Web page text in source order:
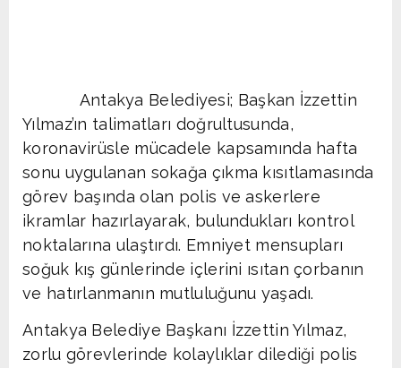
Antakya Belediyesi; Başkan İzzettin
Yılmaz’ın talimatları doğrultusunda,
koronavirüsle mücadele kapsamında hafta
sonu uygulanan sokağa çıkma kısıtlamasında
görev başında olan polis ve askerlere
ikramlar hazırlayarak, bulundukları kontrol
noktalarına ulaştırdı. Emniyet mensupları
soğuk kış günlerinde içlerini ısıtan çorbanın
ve hatırlanmanın mutluluğunu yaşadı.
Antakya Belediye Başkanı İzzettin Yılmaz,
zorlu görevlerinde kolaylıklar dilediği polis